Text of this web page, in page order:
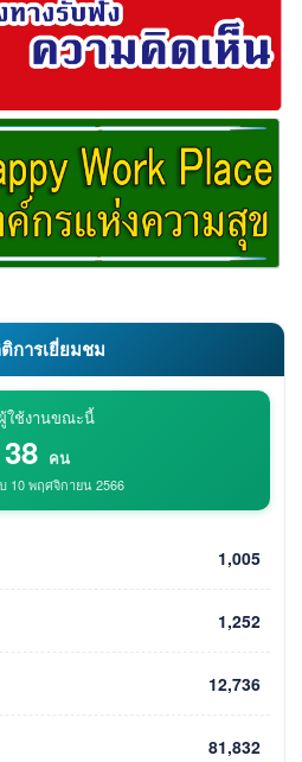
การเยี่ยมชม
ใช้งานขณะนี้
38 คน
10 พฤศจิกายน 2566
1,005
1,252
12,736
81,832